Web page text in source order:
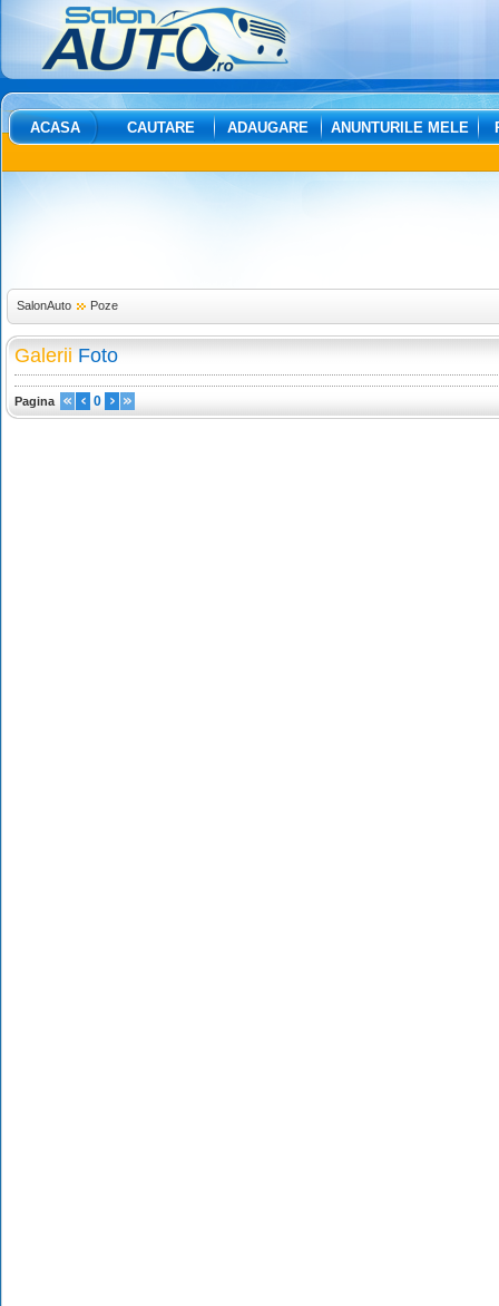
ACASA CAUTARE ADAUGARE ANUNTURILE MELE
SalonAuto Poze
Galerii Foto
Pagina 0